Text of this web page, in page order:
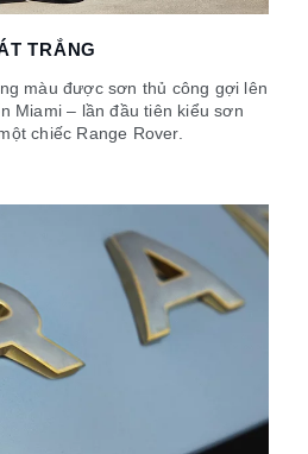
TRẮNG
màu được sơn thủ công gợi lên
Miami – lần đầu tiên kiểu sơn
chiếc Range Rover.